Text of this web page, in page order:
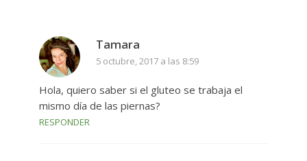
Tamara
5 octubre, 2017 a las 8:59
Hola, quiero saber si el gluteo se trabaja el
mismo día de las piernas?
RESPONDER